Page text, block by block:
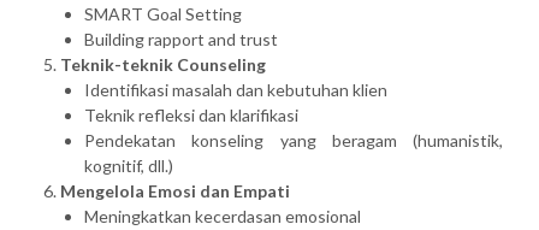
SMART Goal Setting
Building rapport and trust
Teknik-teknik Counseling
Identifikasi masalah dan kebutuhan klien
Teknik refleksi dan klarifikasi
Pendekatan konseling yang beragam (humanistik,
kognitif, dll.)
Mengelola Emosi dan Empati
Meningkatkan kecerdasan emosional